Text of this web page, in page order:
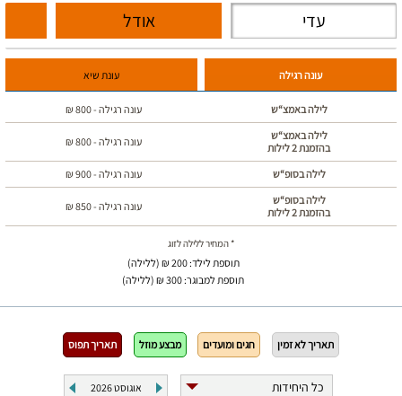
עדי אודל
עונת שיא עונה רגילה
לילה באמצ“ש עונה רגילה -800
₪
לילה באמצ“ש
בהזמנת 2 לילות
עונה רגילה -800
₪
לילה בסופ“ש עונה רגילה -900
₪
לילה בסופ“ש
בהזמנת 2 לילות
עונה רגילה -850
₪
* המחיר ללילה לזוג
תוספת לילד: 200 ₪ (ללילה)
תוספת למבוגר: 300 ₪ (ללילה)
תאריך לא זמין חגים ומועדים מבצע מוזל תאריך תפוס
אוגוסט2026